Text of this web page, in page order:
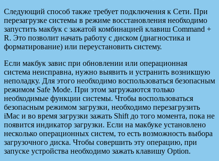
Следующий способ также требует подключения к Сети. При
перезагрузке системы в режиме восстановления необходимо
запустить макбук с зажатой комбинацией клавиш Command +
R. Это позволит начать работу с диском (диагностика и
форматирование) или переустановить систему.
Если макбук завис при обновлении или операционная
система неисправна, нужно выявить и устранить возникшую
неполадку. Для этого необходимо воспользоваться безопасным
режимом Safe Mode. При этом загружаются только
необходимые функции системы. Чтобы воспользоваться
безопасным режимом загрузки, необходимо перезагрузить
iMac и во время загрузки зажать Shift до того момента, пока не
появится индикатор загрузки. Если на макбуке установлено
несколько операционных систем, то есть возможность выбора
загрузочного диска. Чтобы совершить эту операцию, при
запуске устройства необходимо зажать клавишу Option.